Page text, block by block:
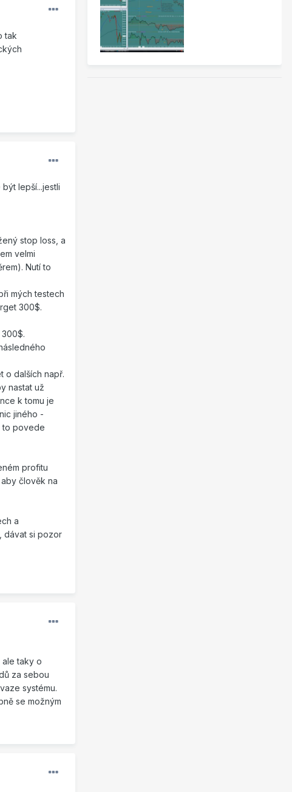
tak
lepší...jestli
stop loss, a
velmi
Nutí to
mých testech
300$.
o dalších např.
nastat už
k tomu je
jiného -
to povede
profitu
člověk na
a
dávat si pozor
ale taky o
za sebou
systému.
se možným